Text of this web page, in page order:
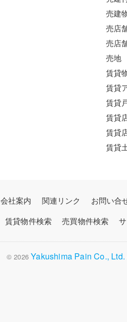
売建
売店
売店
売地
賃貸
賃貸
賃貸
賃貸
賃貸
賃貸
会社案内 関連リンク お問い合
賃貸物件検索
売買物件検索
© 2026Yakushima Pain Co., Ltd.